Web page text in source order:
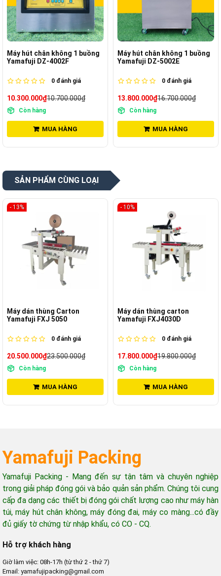
Máy hút chân không 1 buồng
Yamafuji DZ-4002F
0 đánh giá
10.300.000₫10.700.000₫
Còn hàng
MUA HÀNG
Máy hút chân không 1 buồng
Yamafuji DZ-5002E
0 đánh giá
13.800.000₫16.700.000₫
Còn hàng
MUA HÀNG
SẢN PHẨM CÙNG LOẠI
- 13%
Máy dán thùng Carton
Yamafuji FXJ 5050
0 đánh giá
20.500.000₫23.500.000₫
Còn hàng
MUA HÀNG
- 10%
Máy dán thùng carton
Yamafuji FXJ4030D
0 đánh giá
17.800.000₫19.800.000₫
Còn hàng
MUA HÀNG
Yamafuji Packing
Yamafuji Packing - Mang đến sự tận tâm và chuyên nghiệp
trong giải pháp đóng gói và bảo quản sản phẩm. Chúng tôi cung
cấp đa dạng các thiết bị đóng gói chất lượng cao như máy hàn
túi, máy hút chân không, máy đóng đai, máy co màng...có đầy
đủ giấy tờ chứng từ nhập khẩu, có CO - CQ.
Hỗ trợ khách hàng
Giờ làm việc: 08h-17h (từ thứ 2 - thứ 7)
Email: yamafujipacking@gmail.com